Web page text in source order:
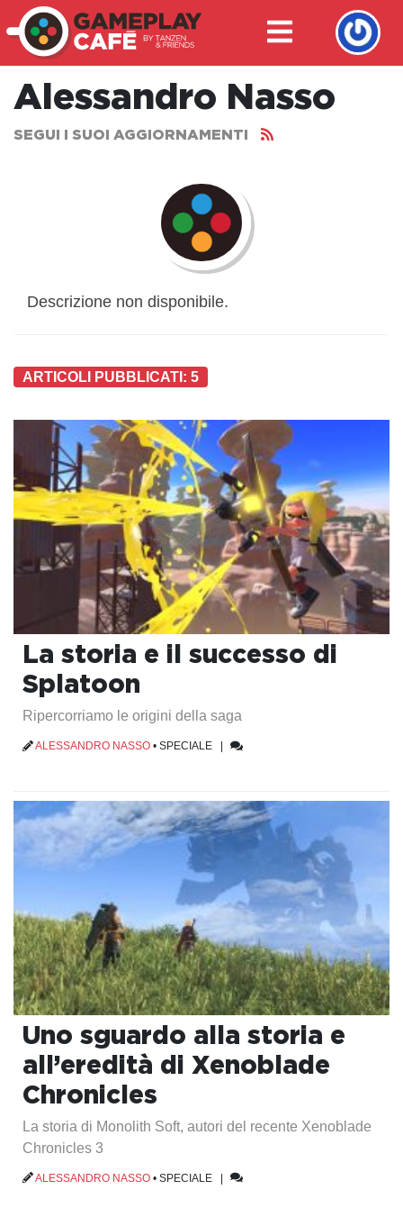
Alessandro Nasso
SEGUI I SUOI AGGIORNAMENTI
Descrizione non disponibile.
ARTICOLI PUBBLICATI: 5
La storia e il successo di
Splatoon
Ripercorriamo le origini della saga
ALESSANDRO NASSO • SPECIALE
Uno sguardo alla storia e
all’eredità di Xenoblade
Chronicles
La storia di Monolith Soft, autori del recente Xenoblade
Chronicles 3
ALESSANDRO NASSO • SPECIALE